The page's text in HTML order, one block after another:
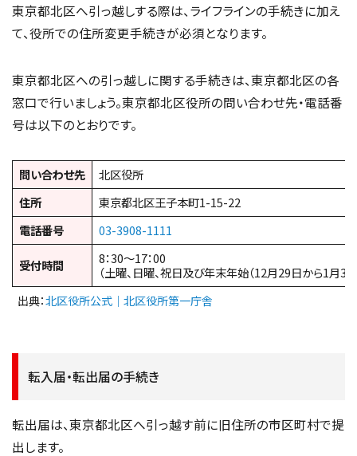
東京都北区へ引っ越しする際は、ライフラインの手続きに加え
て、役所での住所変更手続きが必須となります。
東京都北区への引っ越しに関する手続きは、東京都北区の各
窓口で行いましょう。東京都北区役所の問い合わせ先・電話番
号は以下のとおりです。
問い合わせ先
北区役所
住所
東京都北区王子本町1-15-22
電話番号
03-3908-1111
受付時間
8：30～17：00
（土曜、日曜、祝日及び年末年始（12月29日から1月3日
出典：北区役所公式｜北区役所第一庁舎
転入届・転出届の手続き
転出届は、東京都北区へ引っ越す前に旧住所の市区町村で提
出します。